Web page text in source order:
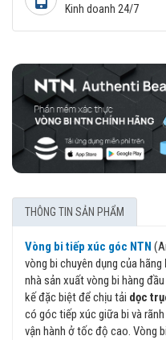
Kinh doanh 24/7
THÔNG TIN SẢN PHẨM
Vòng bi tiếp xúc góc NTN
vòng bi chuyên dụng của hãng
nhà sản xuất vòng bi hàng
kế đặc biệt để chịu tải dọc
có góc tiếp xúc giữa bi và
vận hành ở tốc độ cao. Vòng